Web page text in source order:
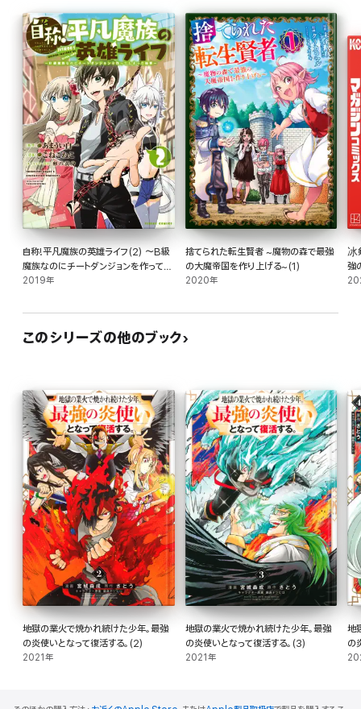
自称!平凡魔族の英雄ライフ(2) ～B級
魔族なのにチートダンジョンを作ってし
まった結果～
2019年
捨てられた転生賢者 ~魔物の森で最強
の大魔帝国を作り上げる~(1)
2020年
冰
強
入
このシリーズの他のブック
地獄の業火で焼かれ続けた少年。最強
の炎使いとなって復活する。(2)
2021年
地獄の業火で焼かれ続けた少年。最強
の炎使いとなって復活する。(3)
2021年
地
の